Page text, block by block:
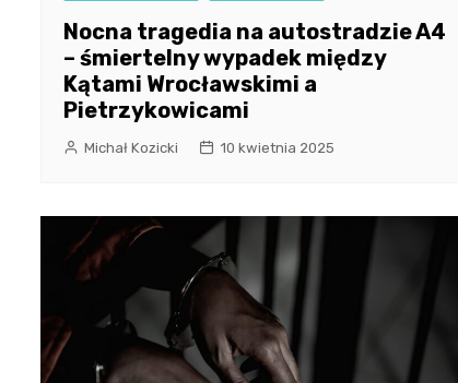
Nocna tragedia na autostradzie A4
– śmiertelny wypadek między
Kątami Wrocławskimi a
Pietrzykowicami
Michał Kozicki 10 kwietnia 2025